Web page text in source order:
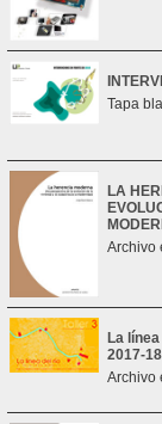
Tapa
LA
Archivo
La
2017-18
Archivo